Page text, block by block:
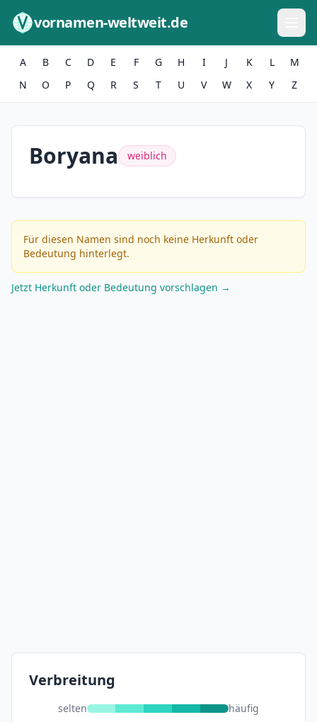
vornamen-weltweit.de
A B C D E F G H I J K L
M
N
O P Q R S T U V W X Y Z
Boryana weiblich
Für diesen Namen sind noch keine Herkunft oder
Bedeutung hinterlegt.
Jetzt Herkunft oder Bedeutung vorschlagen →
Verbreitung
selten häufig